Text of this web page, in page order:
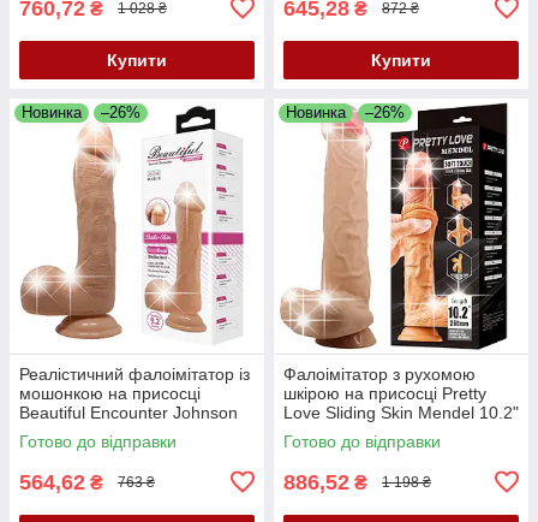
760,72 ₴ 1 028 ₴
Купити
645,28 ₴ 872 ₴
Купити
Новинка –26%
Реалістичний фалоімітатор із
мошонкою на присосці
Beautiful Encounter Johnson
Flesh, 23,4 см
Готово до відправки
564,62 ₴ 763 ₴
Новинка –26%
Фалоімітатор з рухомою
шкірою на присосці Pretty
Love Sliding Skin Mendel 10.2"
Flesh
Готово до відправки
886,52 ₴ 1 198 ₴